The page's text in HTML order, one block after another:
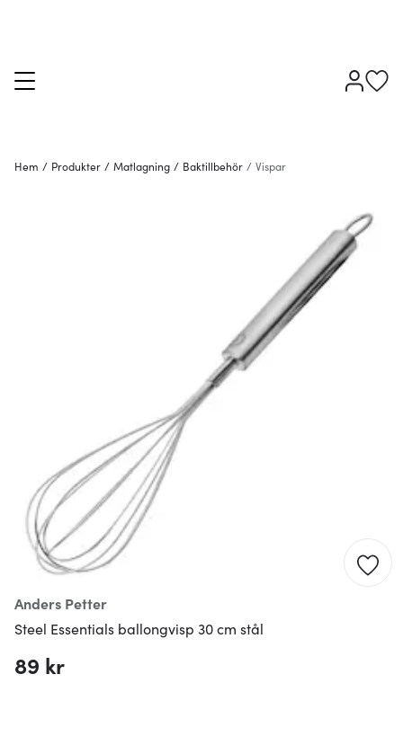
Hem / Produkter / Matlagning / Baktillbehör / Vispar
Anders Petter
Steel Essentials ballongvisp 30 cm stål
89 kr